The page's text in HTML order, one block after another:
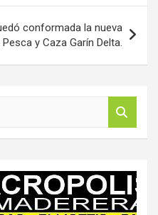
conformada la nueva
y Caza Garín Delta.